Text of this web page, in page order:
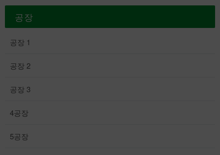
공장
공장 1
공장 2
공장 3
4공장
5공장